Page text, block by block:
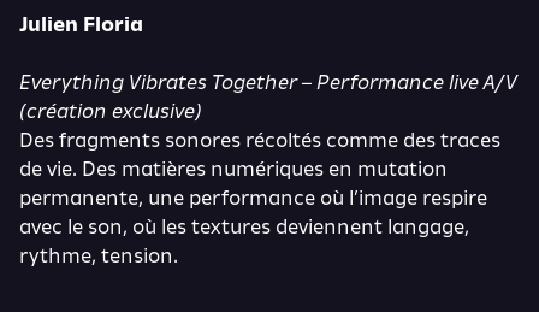
Julien Floria
Everything Vibrates Together – Performance live A/V
(création exclusive)
Des fragments sonores récoltés comme des traces
de vie. Des matières numériques en mutation
permanente, une performance où l’image respire
avec le son, où les textures deviennent langage,
rythme, tension.